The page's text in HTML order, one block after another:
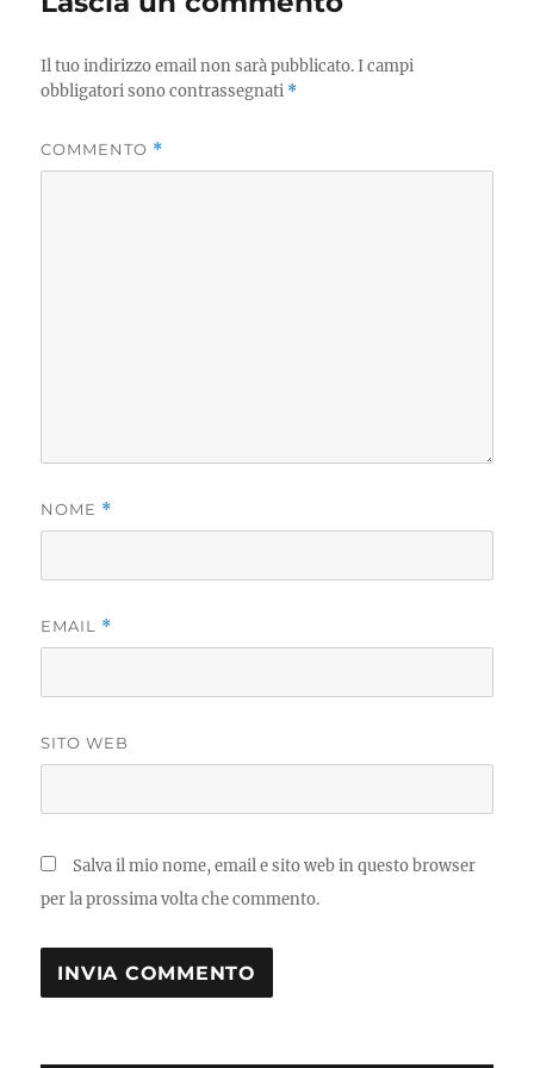
Il tuo indirizzo email non sarà pubblicato. I campi
obbligatori sono contrassegnati *
COMMENTO *
NOME *
EMAIL *
SITO WEB
Salva il mio nome, email e sito web in questo browser
per la prossima volta che commento.